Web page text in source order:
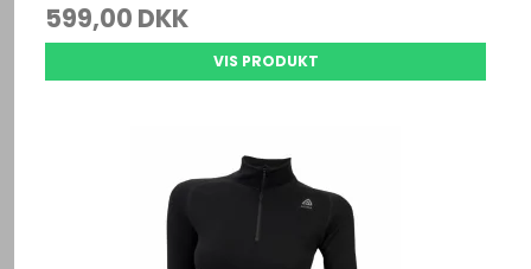
599,00 DKK
VIS PRODUKT